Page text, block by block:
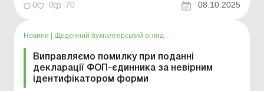
стандартів захисту даних. Більше за темою: Як
показати в обліку повернення комісії банком?
дати ...
0 0 70 08.10.2025
Новини | Щоденний бухгалтерський огляд
Виправляємо помилку при поданні
декларації ФОП-єдинника за невірним
ідентифікатором форми